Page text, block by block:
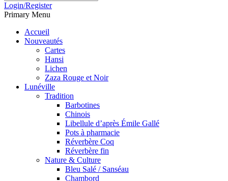
Login/Register
Primary Menu
Accueil
Nouveautés
Cartes
Hansi
Lichen
Zaza Rouge et Noir
Lunéville
Tradition
Barbotines
Chinois
Libellule d’après Émile Gallé
Pots à pharmacie
Réverbère Coq
Réverbère fin
Nature & Culture
Bleu Salé / Sanséau
Chambord